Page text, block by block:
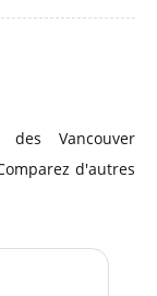
des Vancouver
d'autres